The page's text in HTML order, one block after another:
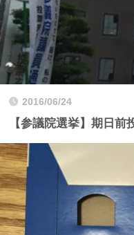
2016/06/24
【参議院選挙】期日前